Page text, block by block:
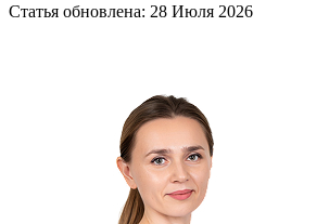
Статья обновлена: 28 Июля 2026